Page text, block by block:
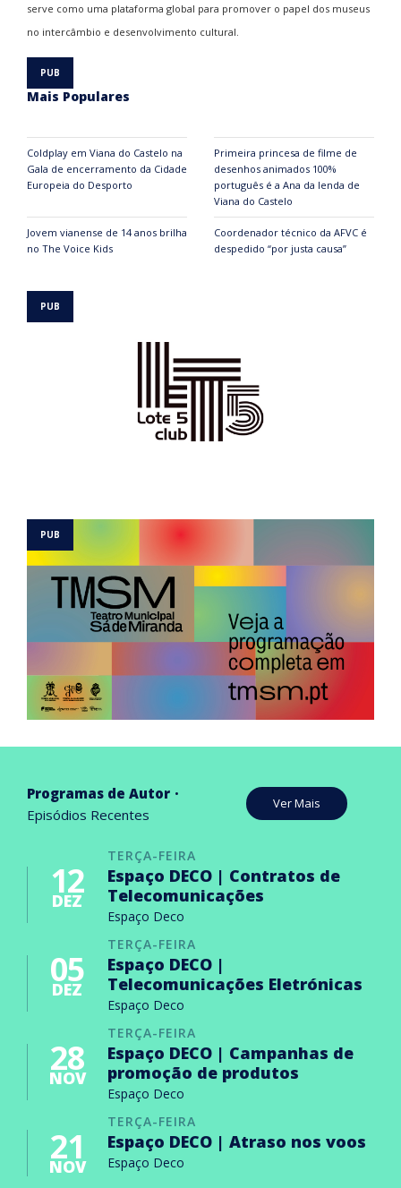
serve como uma plataforma global para promover o papel dos museus
no intercâmbio e desenvolvimento cultural.
Mais Populares
Coldplay em Viana do Castelo na
Gala de encerramento da Cidade
Europeia do Desporto
Primeira princesa de filme de
desenhos animados 100%
português é a Ana da lenda de
Viana do Castelo
Jovem vianense de 14 anos brilha
no The Voice Kids
Coordenador técnico da AFVC é
despedido “por justa causa”
Programas de Autor
Episódios Recentes
Ver Mais
TERÇA-FEIRA
12
DEZ
Espaço DECO | Contratos de
Telecomunicações
Espaço Deco
TERÇA-FEIRA
05
DEZ
Espaço DECO |
Telecomunicações Eletrónicas
Espaço Deco
TERÇA-FEIRA
28
NOV
Espaço DECO | Campanhas de
promoção de produtos
Espaço Deco
TERÇA-FEIRA
21
NOV
Espaço DECO | Atraso nos voos
Espaço Deco